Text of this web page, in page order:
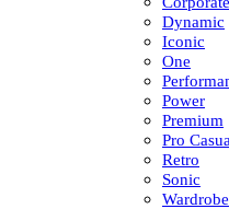
Dynamic
Iconic
One
Power
Premium
Pro
Retro
Sonic
Wardrobe